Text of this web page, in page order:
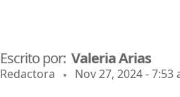
Escrito por: Valeria Arias
Redactora Nov 27, 2024 - 7:53